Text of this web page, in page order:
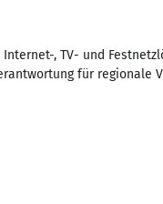
, TV- und
für regionale